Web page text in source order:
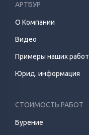
АРТБУР
О Компании
Видео
Примеры наших работ
Юрид. информация
СТОИМОСТЬ РАБОТ
Бурение